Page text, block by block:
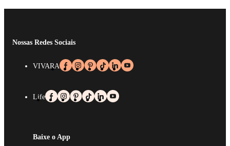
Nossas Redes Sociais
VIVARA
Life
Baixe o App